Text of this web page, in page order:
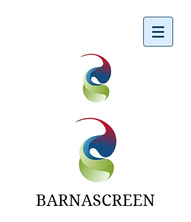
BARNASCREEN